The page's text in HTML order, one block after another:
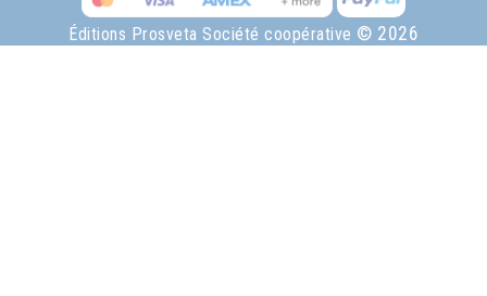
Éditions Prosveta Société coopérative © 2026